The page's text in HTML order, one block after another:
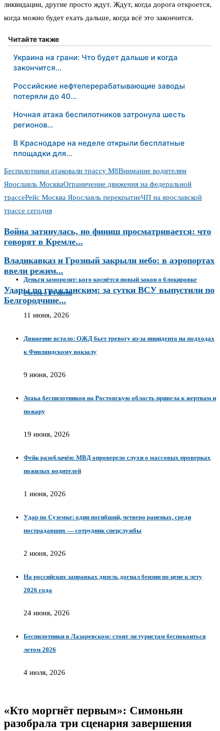
ликвидации, другие просто ждут. Ждут, когда дорога откроется,
когда можно будет ехать дальше, когда всё это закончится.
Читайте также
Украина на грани: Что будет дальше и когда
закончится…
Российские нефтеперерабатывающие заводы
потеряли до 40…
Ночная атака беспилотников затронула шесть
регионов…
В Краснодаре на неделе открыли бесплатные
площадки для…
Беспилотники атаковали трассу М8Внимание водителям
Ярославль МоскваОграничение движения на федеральной
трассеРейс Москва Ярославль перекрытиеЧП на ярославской
трассе сегодня
Война затянулась, но финиш просматривается: что
говорят в Кремле...
Владикавказ и Грозный закрыли небо: в аэропортах
ввели режим...
Удары по гражданским: за сутки ВСУ выпустили по
Белгородчине...
Деньги заморозят: кого коснётся новый закон о блокировке
счетов с 14 июня
11 июня, 2026
Движение встало: ОЖД бьет тревогу из-за инцидента на подходах
к Финляндскому вокзалу
9 июня, 2026
Атака беспилотников на Ростовскую область привела к жертвам и
пожару
19 июня, 2026
Фейк разоблачён: МВД опровергло слухи о массовых проверках
пожилых водителей
1 июня, 2026
Удар по Суземке: один погибший, четверо раненых, среди
пострадавших — сотрудник спецслужбы
2 июня, 2026
На российских заправках дизель догнал бензин по цене к лету
2026 года
24 июня, 2026
Беспилотники в Лазаревском: стоит ли туристам беспокоиться
летом 2026
4 июля, 2026
«Кто моргнёт первым»: Симоньян
разобрала три сценария завершения